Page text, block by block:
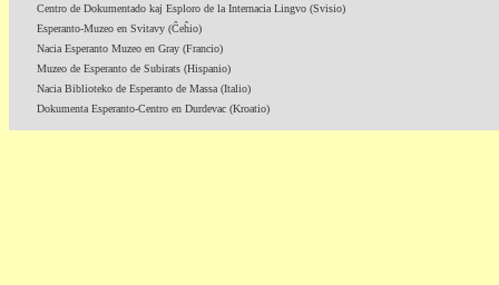
Centro de Dokumentado kaj Esploro de la Internacia Lingvo (Svisio)
Esperanto-Muzeo en Svitavy (Ĉeĥio)
Nacia Esperanto Muzeo en Gray (Francio)
Muzeo de Esperanto de Subirats (Hispanio)
Nacia Biblioteko de Esperanto de Massa (Italio)
Dokumenta Esperanto-Centro en Durdevac (Kroatio)